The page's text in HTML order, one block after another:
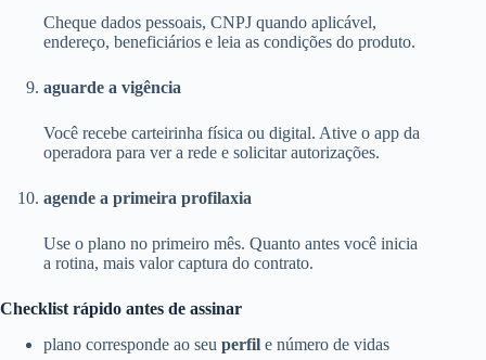
Cheque dados pessoais, CNPJ quando aplicável,
endereço, beneficiários e leia as condições do produto.
aguarde a vigência
Você recebe carteirinha física ou digital. Ative o app da
operadora para ver a rede e solicitar autorizações.
agende a primeira profilaxia
Use o plano no primeiro mês. Quanto antes você inicia
a rotina, mais valor captura do contrato.
Checklist rápido antes de assinar
plano corresponde ao seu perfil e número de vidas